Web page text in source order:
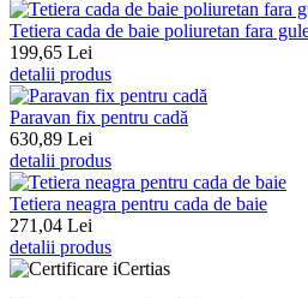
Tetiera cada de baie poliuretan fara
199,65 Lei
detalii produs
Paravan fix pentru cadă
630,89 Lei
detalii produs
Tetiera neagra pentru cada de baie
271,04 Lei
detalii produs